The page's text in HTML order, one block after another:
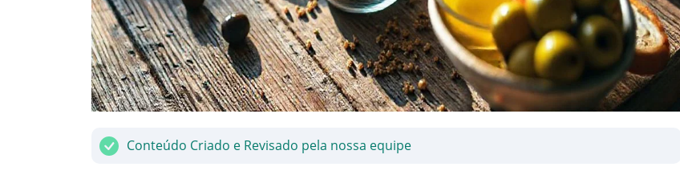
Conteúdo Criado e Revisado pela nossa equipe